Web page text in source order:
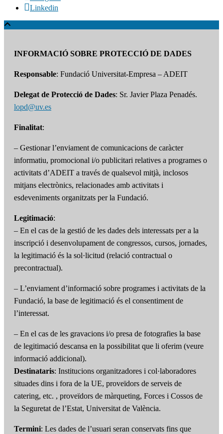
Linkedin
INFORMACIÓ SOBRE PROTECCIÓ DE DADES
Responsable: Fundació Universitat-Empresa – ADEIT
Delegat de Protecció de Dades: Sr. Javier Plaza Penadés.
lopd@uv.es
Finalitat:
– Gestionar l’enviament de comunicacions de caràcter
informatiu, promocional i/o publicitari relatives a programes o
activitats d’ADEIT a través de qualsevol mitjà, inclosos
mitjans electrònics, relacionades amb activitats i
esdeveniments organitzats per la Fundació.
Legitimació:
– En el cas de la gestió de les dades dels interessats per a la
inscripció i desenvolupament de congressos, cursos, jornades,
la legitimació és la sol·licitud (relació contractual o
precontractual).
– L’enviament d’informació sobre programes i activitats de la
Fundació, la base de legitimació és el consentiment de
l’interessat.
– En el cas de les gravacions i/o presa de fotografies la base
de legitimació descansa en la possibilitat que li oferim (veure
informació addicional).
Destinataris: Institucions organitzadores i col·laboradores
situades dins i fora de la UE, proveïdors de serveis de
catering, etc. , proveïdors de màrqueting, Forces i Cossos de
la Seguretat de l’Estat, Universitat de València.
Termini: Les dades de l’usuari seran conservats fins que